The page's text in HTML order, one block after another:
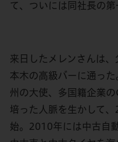
て、ついには同社長の第
来日したメレンさんは
本木の高級バーに通っ
州の大使、多国籍企業
培った人脈を生かして
始。2010年には中古自